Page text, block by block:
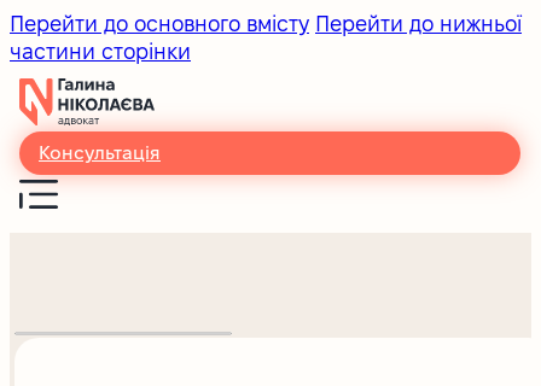
Перейти до основного вмісту Перейти до нижньої
частини сторінки
Консультація